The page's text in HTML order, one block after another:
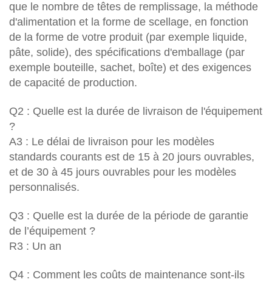
que le nombre de têtes de remplissage, la méthode
d'alimentation et la forme de scellage, en fonction
de la forme de votre produit (par exemple liquide,
pâte, solide), des spécifications d'emballage (par
exemple bouteille, sachet, boîte) et des exigences
de capacité de production.
Q2 : Quelle est la durée de livraison de l'équipement
?
A3 : Le délai de livraison pour les modèles
standards courants est de 15 à 20 jours ouvrables,
et de 30 à 45 jours ouvrables pour les modèles
personnalisés.
Q3 : Quelle est la durée de la période de garantie
de l’équipement ?
R3 : Un an
Q4 : Comment les coûts de maintenance sont-ils